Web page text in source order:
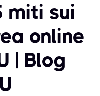
miti sui
online
| Blog